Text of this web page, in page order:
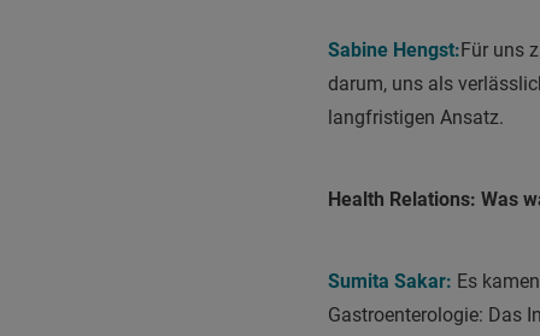
Sabine Hengst:Für uns
darum, uns als
langfristigen Ansatz.
Health Relations: Was
Sumita Sakar: Es
Gastroenterologie: Das